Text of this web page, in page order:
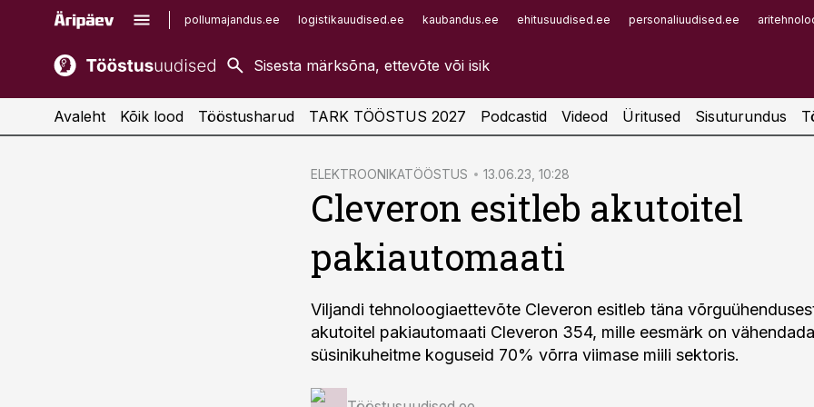
pollumajandus.ee logistikauudised.ee kaubandus.ee ehitusuudised.ee personaliuudised.ee
kaubandus.ee
kinnisvarauudised.ee
imelineajalugu.ee
Infopank
Avaleht Kõik lood Tööstusharud TARK TÖÖSTUS 2027 Podcastid Videod Üritused Sisuturundus
ELEKTROONIKATÖÖSTUS 13.06.23, 10:28
Cleveron esitleb akutoitel
pakiautomaati
Viljandi tehnoloogiaettevõte Cleveron esitleb täna
akutoitel pakiautomaati Cleveron 354, mille eesmärk on vähendada
süsinikuheitme koguseid 70% võrra viimase miili sektoris.